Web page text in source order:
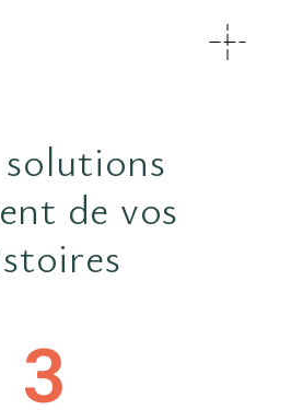
solutions
ent de vos
stoires
3